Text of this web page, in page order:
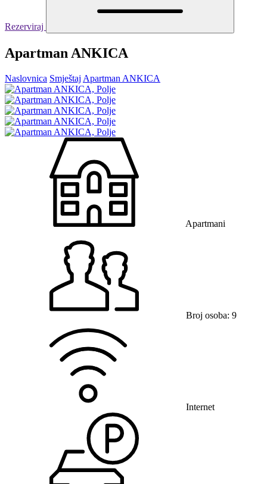
Rezerviraj
Apartman ANKICA
Naslovnica Smještaj Apartman ANKICA
Apartmani
Broj osoba: 9
Internet